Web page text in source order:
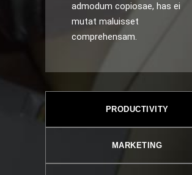
admodum copiosae, has ei
mutat maluisset
comprehensam.
PRODUCTIVITY
MARKETING